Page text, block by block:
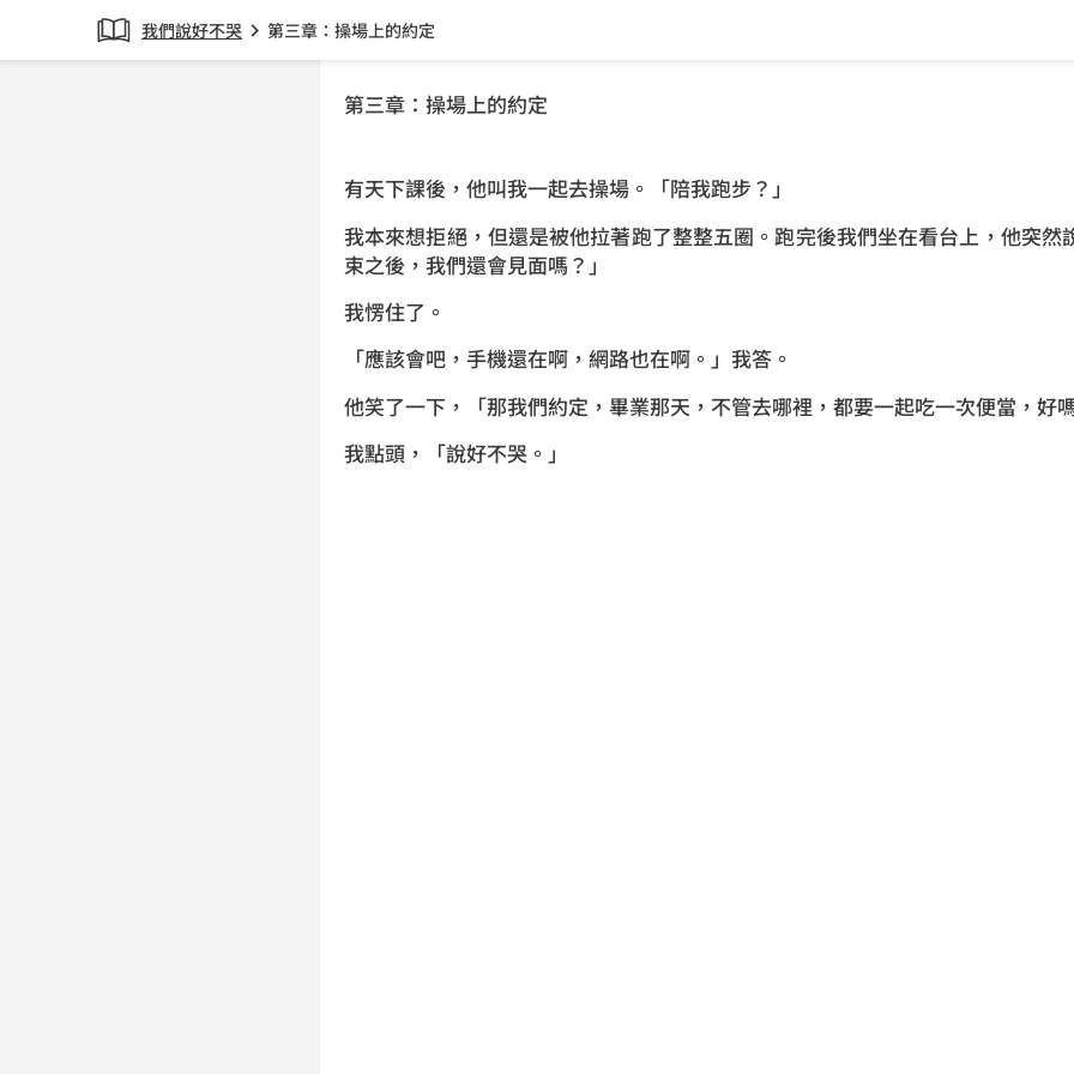
我們說好不哭 chevron_right 第三章：操場上的約定
第三章：操場上的約定
有天下課後，他叫我一起去操場。「陪我跑步？」
我本來想拒絕，但還是被他拉著跑了整整五圈。跑完後我們坐在看台上，他突然
束之後，我們還會見面嗎？」
我愣住了。
「應該會吧，手機還在啊，網路也在啊。」我答。
他笑了一下，「那我們約定，畢業那天，不管去哪裡，都要一起吃一次便當，好
我點頭，「說好不哭。」